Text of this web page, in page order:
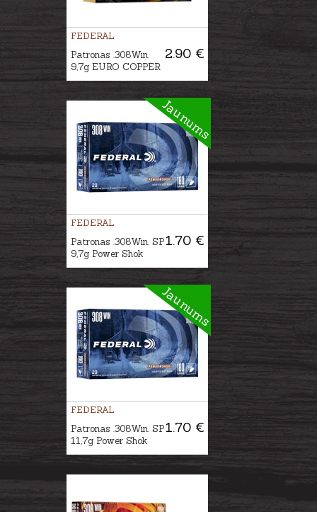
FEDERAL
2.90 €
Patronas .308Win.
9,7g EURO COPPER
Jaunums
FEDERAL
1.70 €
Patronas .308Win. SP
9,7g Power Shok
Jaunums
FEDERAL
1.70 €
Patronas .308Win. SP
11,7g Power Shok